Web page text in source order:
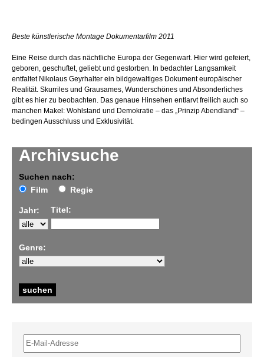
Archivsuche
Suchen nach:
Film
Regie
Jahr: Titel:
Genre:
Beste künstlerische Montage Dokumentarfilm 2011
Eine Reise durch das nächtliche Europa der Gegenwart. Hier wird gefeiert,
geboren, geschuftet, geliebt und gestorben. In bedachter Langsamkeit
entfaltet Nikolaus Geyrhalter ein bildgewaltiges Dokument europäischer
Realität. Skurriles und Grausames, Wunderschönes und Absonderliches
gibt es hier zu beobachten. Das genaue Hinsehen entlarvt freilich auch so
manchen Makel: Wohlstand und Demokratie – das „Prinzip Abendland“ –
bedingen Ausschluss und Exklusivität.